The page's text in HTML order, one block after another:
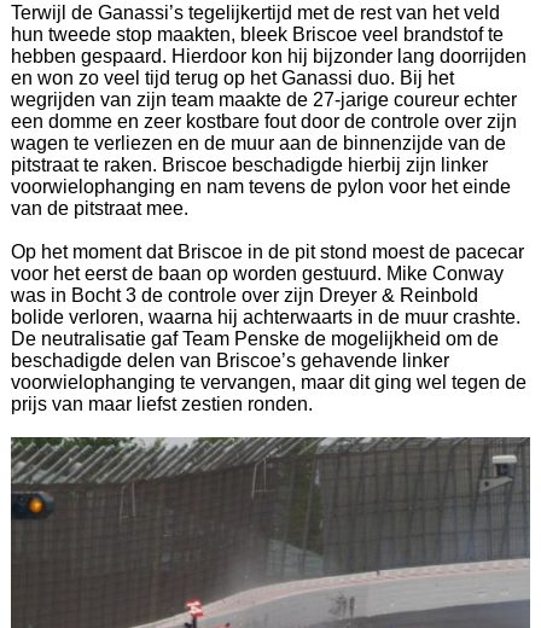
Terwijl de Ganassi’s tegelijkertijd met de rest van het veld
hun tweede stop maakten, bleek Briscoe veel brandstof te
hebben gespaard. Hierdoor kon hij bijzonder lang doorrijden
en won zo veel tijd terug op het Ganassi duo. Bij het
wegrijden van zijn team maakte de 27-jarige coureur echter
een domme en zeer kostbare fout door de controle over zijn
wagen te verliezen en de muur aan de binnenzijde van de
pitstraat te raken. Briscoe beschadigde hierbij zijn linker
voorwielophanging en nam tevens de pylon voor het einde
van de pitstraat mee.
Op het moment dat Briscoe in de pit stond moest de pacecar
voor het eerst de baan op worden gestuurd. Mike Conway
was in Bocht 3 de controle over zijn Dreyer & Reinbold
bolide verloren, waarna hij achterwaarts in de muur crashte.
De neutralisatie gaf Team Penske de mogelijkheid om de
beschadigde delen van Briscoe’s gehavende linker
voorwielophanging te vervangen, maar dit ging wel tegen de
prijs van maar liefst zestien ronden.